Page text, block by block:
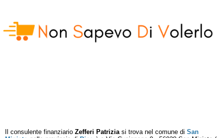
Il consulente finanziario Zefferi Patriziasi trova nel comune di San